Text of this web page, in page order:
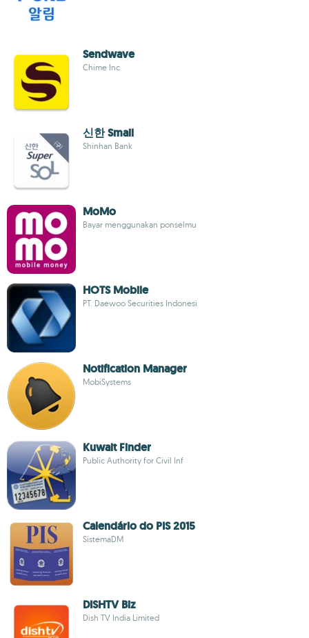
Sendwave
Chime Inc
신한 Smail
Shinhan Bank
MoMo
Bayar menggunakan ponselmu
HOTS Mobile
PT. Daewoo Securities Indonesi
Notification Manager
MobiSystems
Kuwait Finder
Public Authority for Civil Inf
Calendário do PIS 2015
SistemaDM
DISHTV Biz
Dish TV India Limited